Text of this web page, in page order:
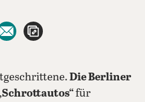
WhatsApp teilen
per E-Mail teilen
Die Berliner
für